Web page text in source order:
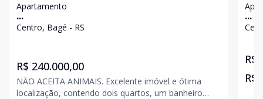
Apartamento
...
Centro, Bagé - RS
R$ 240.000,00
NÃO ACEITA ANIMAIS. Excelente imóvel e ótima
localização, contendo dois quartos, um banheiro
...
R$
R$